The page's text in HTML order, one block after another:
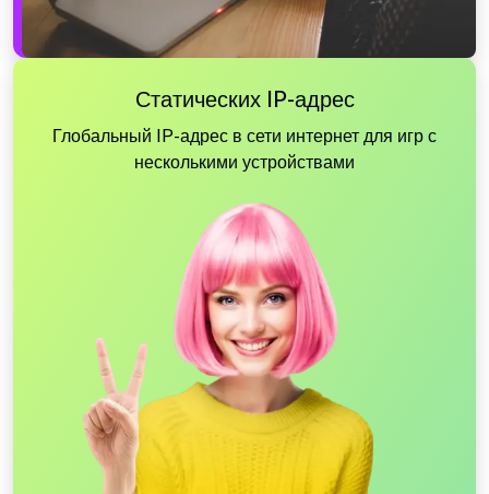
Статических IP-адрес
Глобальный IP-адрес в сети интернет для игр с
несколькими устройствами